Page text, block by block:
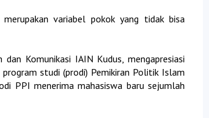
variabel pokok yang tidak bisa
Komunikasi IAIN Kudus, mengapresiasi
studi (prodi) Pemikiran Politik Islam
PPI menerima mahasiswa baru sejumlah